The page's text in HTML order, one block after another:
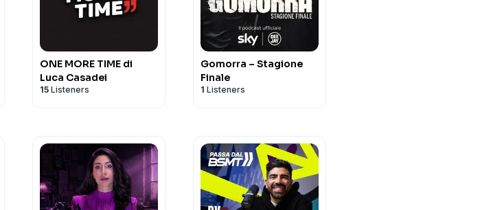
ONE MORE TIME di
Luca Casadei
15 Listeners
Gomorra – Stagione
Finale
1 Listeners